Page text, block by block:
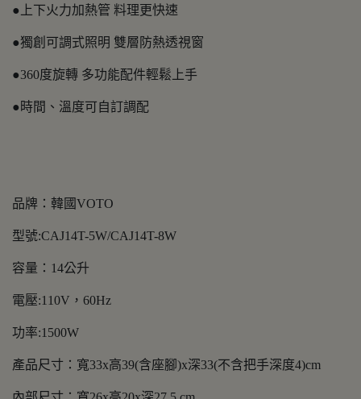
●上下火力加熱管 料理更快速
●獨創可調式照明 雙層防熱透視窗
●360度旋轉 多功能配件輕鬆上手
●時間、溫度可自訂調配
品牌：韓國VOTO
型號:CAJ14T-5W/CAJ14T-8W
容量：14公升
電壓:110V，60Hz
功率:1500W
產品尺寸：寬33x高39(含座腳)x深33(不含把手深度4)cm